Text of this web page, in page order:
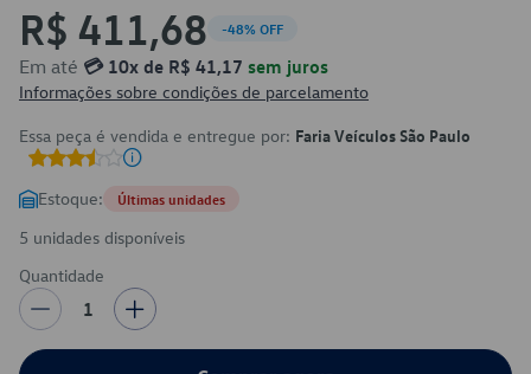
R$ 411,68 -48% OFF
Em até 💳 10x de R$ 41,17 sem juros
Informações sobre condições de parcelamento
Essa peça é vendida e entregue por: Faria Veículos São Paulo
Estoque: Últimas unidades
5 unidades disponíveis
Quantidade
1